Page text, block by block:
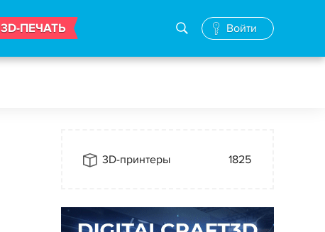
3D-ПЕЧАТЬ Войти
3D-принтеры 1825